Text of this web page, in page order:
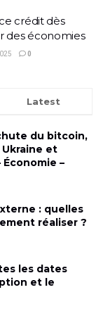
crédit dès
des économies
0
Latest
du bitcoin,
et
Économie –
: quelles
réaliser ?
les dates
et le